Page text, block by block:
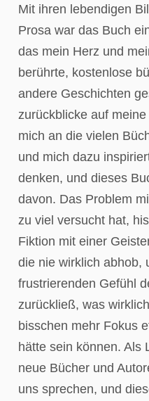
Mit ihren lebendigen
Prosa war das Buch
das mein Herz und
berührte, kostenlose
andere Geschichten
zurückblicke auf
mich an die vielen
und mich dazu
denken, und dieses
davon. Das Problem
zu viel versucht hat,
Fiktion mit einer
die nie wirklich abhob,
frustrierenden Gefühl
zurückließ, was
bisschen mehr Fokus
hätte sein können. Als
neue Bücher und
uns sprechen, und